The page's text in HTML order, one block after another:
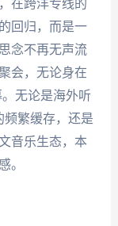
在跨洋专线的
回归，而是一
念不再无声流
会，无论身在
无论是海外听
频繁缓存，还是
音乐生态，本
。